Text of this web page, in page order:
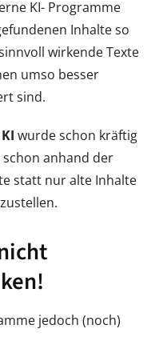
KI- Programme
Inhalte so
wirkende Texte
umso besser
sind.
wurde schon kräftig
anhand der
statt nur alte Inhalte
jedoch (noch)